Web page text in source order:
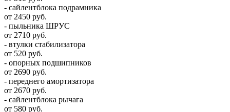
- сайлентблока подрамника
от 2450 руб.
- пыльника ШРУС
от 2710 руб.
- втулки стабилизатора
от 520 руб.
- опорных подшипников
от 2690 руб.
- переднего амортизатора
от 2670 руб.
- сайлентблока рычага
от 580 руб.